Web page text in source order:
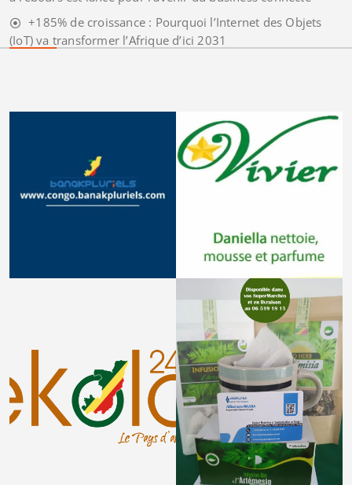
+185% de croissance : Pourquoi l’Internet des Objets
(IoT) va transformer l’Afrique d’ici 2031